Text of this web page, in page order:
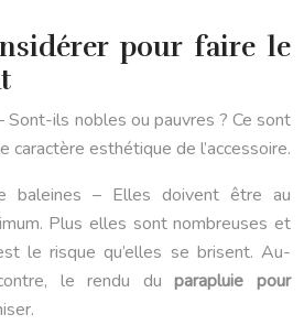
pour faire le
Sont-ils nobles ou pauvres ? Ce sont
caractère esthétique de l’accessoire.
baleines – Elles doivent être au
Plus elles sont nombreuses et
le risque qu’elles se brisent. Au-
le rendu duparapluie pour